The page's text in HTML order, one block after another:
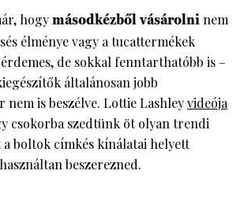
hogymásodkézből vásárolninem
élménye vagy a tucattermékek
de sokkal fenntarthatóbb is –
általánosan jobb
nem is beszélve. Lottie Lashleyvideója
csokorba szedtünk öt olyan trendi
boltok címkés kínálatai helyett
beszerezned.